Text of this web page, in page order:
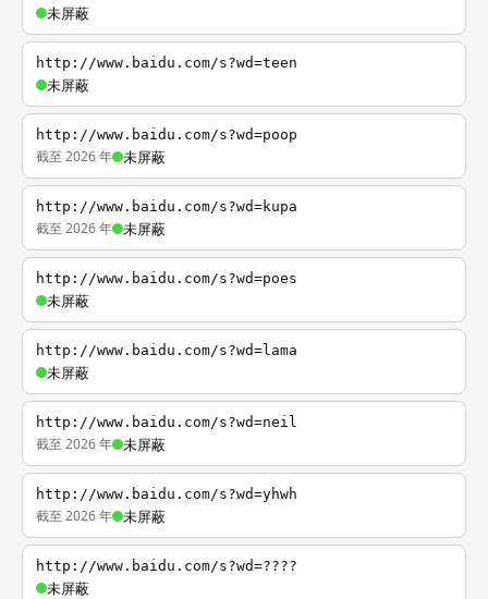
未屏蔽
http://www.baidu.com/s?wd=teen
未屏蔽
http://www.baidu.com/s?wd=poop
截至 2026 年 未屏蔽
http://www.baidu.com/s?wd=kupa
截至 2026 年 未屏蔽
http://www.baidu.com/s?wd=poes
未屏蔽
http://www.baidu.com/s?wd=lama
未屏蔽
http://www.baidu.com/s?wd=neil
截至 2026 年 未屏蔽
http://www.baidu.com/s?wd=yhwh
截至 2026 年 未屏蔽
http://www.baidu.com/s?wd=????
未屏蔽